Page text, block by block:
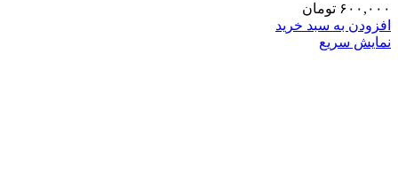
۶۰۰,۰۰۰ تومان
افزودن به سبد خرید
نمایش سریع